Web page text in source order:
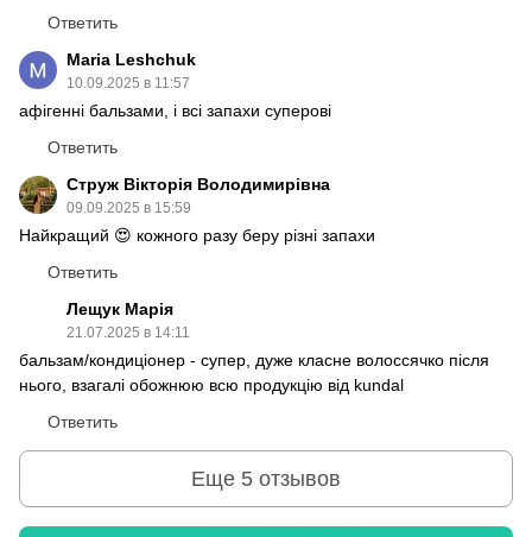
Ответить
Maria Leshchuk
10.09.2025 в 11:57
афігенні бальзами, і всі запахи суперові
Ответить
Струж Вікторія Володимирівна
09.09.2025 в 15:59
Найкращий 😍 кожного разу беру різні запахи
Ответить
Лещук Марія
21.07.2025 в 14:11
бальзам/кондиціонер - супер, дуже класне волоссячко після
нього, взагалі обожнюю всю продукцію від kundal
Ответить
Еще 5 отзывов